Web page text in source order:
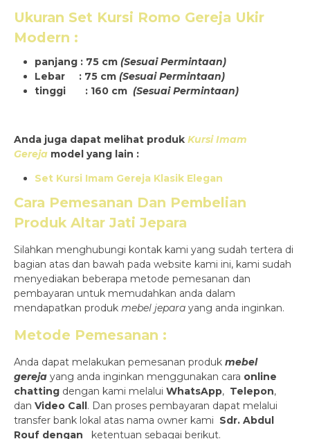
Ukuran Set Kursi Romo Gereja Ukir
Modern :
panjang : 75 cm (Sesuai Permintaan)
Lebar : 75 cm (Sesuai Permintaan)
tinggi : 160 cm (Sesuai Permintaan)
Anda juga dapat melihat produk Kursi Imam
Gereja model yang lain :
Set Kursi Imam Gereja Klasik Elegan
Cara Pemesanan Dan Pembelian
Produk Altar Jati Jepara
Silahkan menghubungi kontak kami yang sudah tertera di
bagian atas dan bawah pada website kami ini, kami sudah
menyediakan beberapa metode pemesanan dan
pembayaran untuk memudahkan anda dalam
mendapatkan produk mebel jepara yang anda inginkan.
Metode Pemesanan :
Anda dapat melakukan pemesanan produk mebel
gereja yang anda inginkan menggunakan cara online
chatting dengan kami melalui WhatsApp, Telepon,
dan Video Call. Dan proses pembayaran dapat melalui
transfer bank lokal atas nama owner kami Sdr. Abdul
Rouf dengan ketentuan sebagai berikut.